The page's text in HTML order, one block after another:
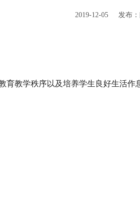
2019-12-05 发布
教学秩序以及培养学生良好生活作